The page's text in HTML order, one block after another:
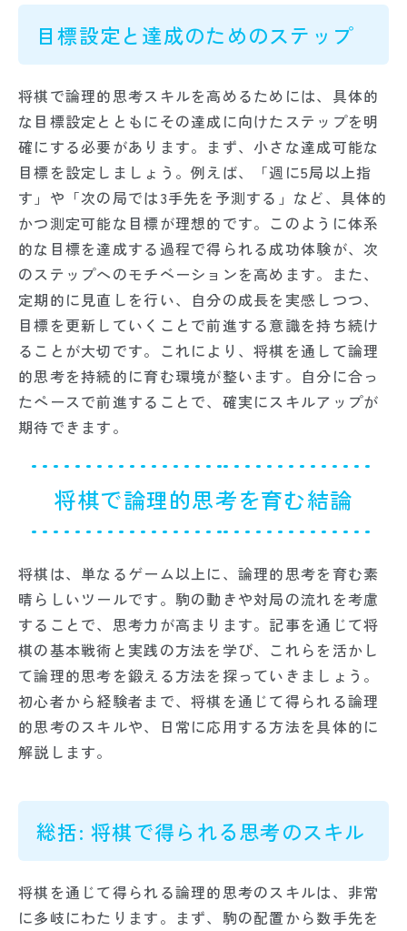
目標設定と達成のためのステップ
将棋で論理的思考スキルを高めるためには、具体的
な目標設定とともにその達成に向けたステップを明
確にする必要があります。まず、小さな達成可能な
目標を設定しましょう。例えば、「週に5局以上指
す」や「次の局では3手先を予測する」など、具体的
かつ測定可能な目標が理想的です。このように体系
的な目標を達成する過程で得られる成功体験が、次
のステップへのモチベーションを高めます。また、
定期的に見直しを行い、自分の成長を実感しつつ、
目標を更新していくことで前進する意識を持ち続け
ることが大切です。これにより、将棋を通して論理
的思考を持続的に育む環境が整います。自分に合っ
たペースで前進することで、確実にスキルアップが
期待できます。
将棋で論理的思考を育む結論
将棋は、単なるゲーム以上に、論理的思考を育む素
晴らしいツールです。駒の動きや対局の流れを考慮
することで、思考力が高まります。記事を通じて将
棋の基本戦術と実践の方法を学び、これらを活かし
て論理的思考を鍛える方法を探っていきましょう。
初心者から経験者まで、将棋を通じて得られる論理
的思考のスキルや、日常に応用する方法を具体的に
解説します。
総括: 将棋で得られる思考のスキル
将棋を通じて得られる論理的思考のスキルは、非常
に多岐にわたります。まず、駒の配置から数手先を